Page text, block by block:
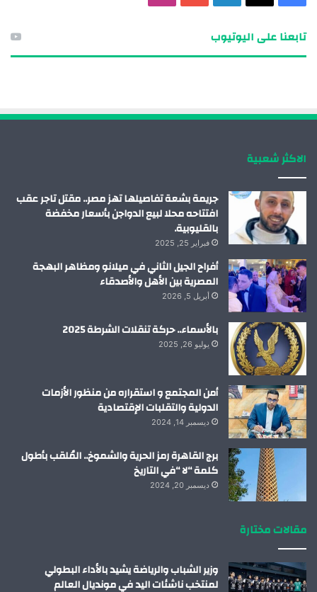
تابعنا على اليوتيوب
الاكثر شعبية
جريمة بشعة تفاصيلها تهز مصر.. مقتل تاجر عقب
افتتاحه محلا لبيع الدواجن بأسعار مخفضة
بالقليوبية.
فبراير 25, 2025
أفراح الجيل الثاني في ميلانو ومظاهر البهجة
المصرية بين الأهل والأصدقاء
أبريل 5, 2026
بالأسماء.. حركة تنقلات الشرطة 2025
يوليو 26, 2025
أمن المجتمع و استقراره من منظور الأزمات
الدولية والتقلبات الإقتصادية
ديسمبر 14, 2024
برج القاهرة رمز الحرية والشموخ.. المُلقب بأطول
كلمة “لا “في التاريخ
ديسمبر 20, 2024
مقالات مختارة
وزير الشباب والرياضة يشيد بالأداء البطولي
لمنتخب ناشئات اليد في مونديال العالم